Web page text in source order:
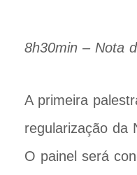
8h30min – Nota
A primeira
regularização da
O painel será